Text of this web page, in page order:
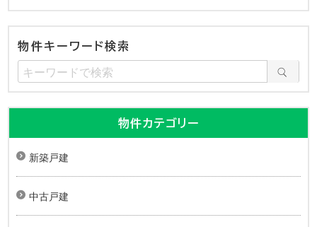
物件キーワード検索
物件カテゴリー
新築戸建
中古戸建